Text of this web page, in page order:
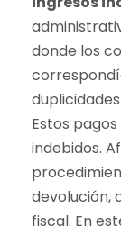
donde los
Estos
indebidos.
devolución,
fiscal. En